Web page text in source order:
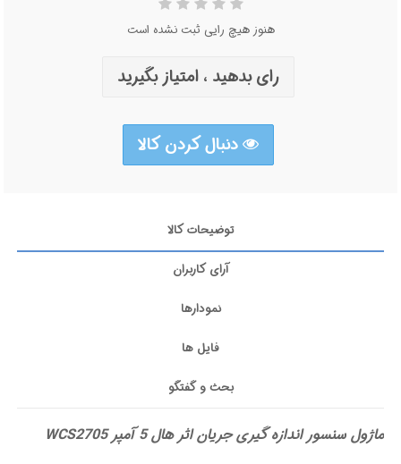
هنوز هیچ رایی ثبت نشده است
رای بدهید ، امتیاز بگیرید
دنبال کردن کالا
توضیحات کالا
آرای کاربران
نمودارها
فایل ها
بحث و گفتگو
ماژول سنسور اندازه گیری جریان اثر هال 5 آمپر WCS2705